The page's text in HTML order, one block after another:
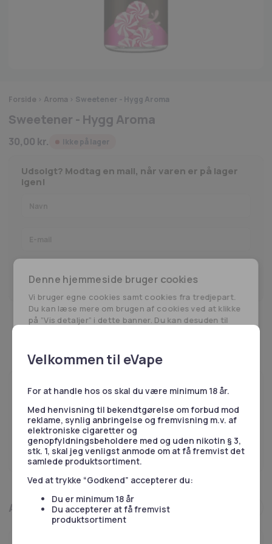
Velkommen til eVape
For at handle hos os skal du være minimum 18 år.
Med henvisning til bekendtgørelse om forbud mod
reklame, synlig anbringelse og fremvisning m.v. af
elektroniske cigaretter og
genopfyldningsbeholdere med og uden nikotin § 3,
stk. 1, skal jeg venligst anmode om at få fremvist det
samlede produktsortiment.
Ved at trykke “Godkend” accepterer du:
Du er minimum 18 år
Du accepterer at få fremvist
produktsortiment
Forside > Aroma > Sweetener - Hygg Aroma
Sweetener - Hygg Aroma
30,00 kr. Ikke på lager
Udsolgt? Modtag en mail, når varen er på lager
igen!
Brug for hjælp?
Vores kundeservice er klar til at besvare dine spørgsmål på
telefon eller email.
53 55 51 51
Skriv til os
Andre kiggede også på
Denne hjemmeside bruger cookies
Vi bruger egne cookies samt cookies fra tredjepart.
Du kan læse mere om brugen af cookies ved at klikke
på ”Vis detaljer” i dette banner. Du kan desuden til
af siden.
Herudover bruger vi også cookies til at indsamle
effektiviteten af vores annoncering. For mere
Responsibility Site .
Nødvendige Statistik
Marketing